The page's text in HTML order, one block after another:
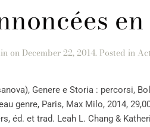
on December 22, 2014. Posted in
Genere e Storia : percorsi,
genre, Paris, Max Milo, 2014,
éd. et trad. Leah L. Chang &